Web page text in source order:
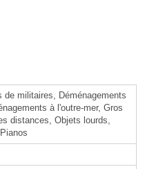
de militaires, Déménagements
à l'outre-mer, Gros
distances, Objets lourds,